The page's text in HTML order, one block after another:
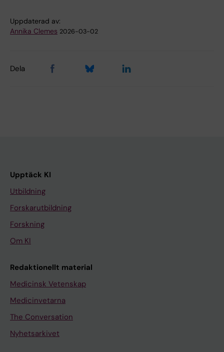
Uppdaterad av:
Annika Clemes 2026-03-02
Dela
Upptäck KI
Utbildning
Forskarutbildning
Forskning
Om KI
Redaktionellt material
Medicinsk Vetenskap
Medicinvetarna
The Conversation
Nyhetsarkivet